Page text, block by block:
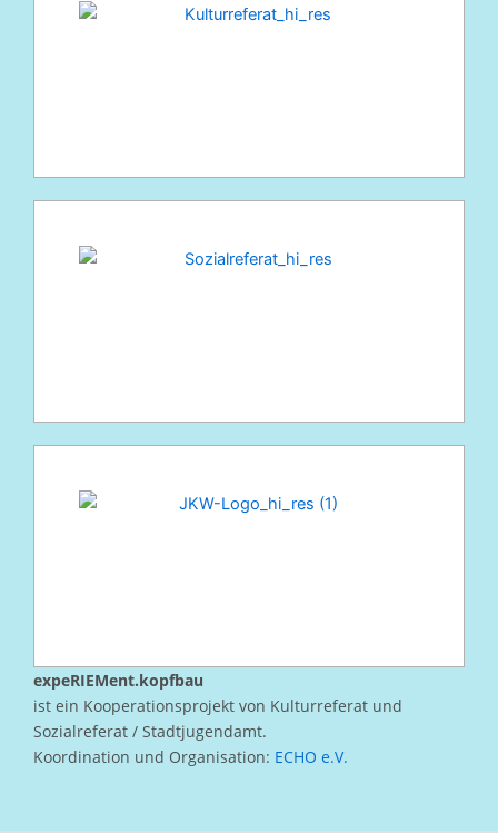
expeRIEMent.kopfbau
ist ein Kooperationsprojekt von Kulturreferat und
Sozialreferat / Stadtjugendamt.
Koordination und Organisation: ECHO e.V.